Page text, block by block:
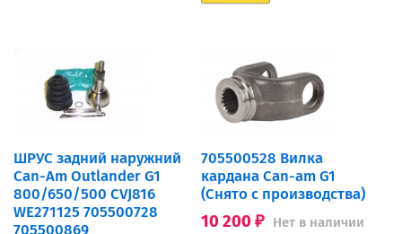
ШРУС задний наружний
Can-Am Outlander G1
800/650/500 CVJ816
WE271125 705500728
705500869
705500528 Вилка
кардана Can-am G1
(Снято с производства)
10 200 ₽ Нет в наличии